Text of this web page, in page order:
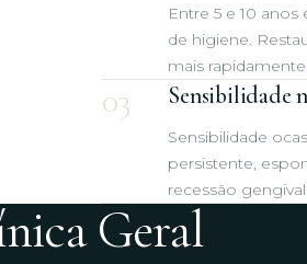
Entre 5 e 10
de higiene.
mais
03 Sensibilidade
Sensibilidade
persistente,
recessão
Geral